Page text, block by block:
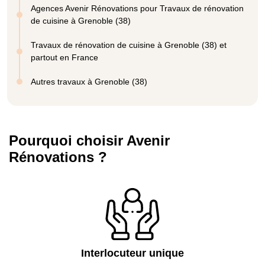
Agences Avenir Rénovations pour Travaux de rénovation
de cuisine à Grenoble (38)
Travaux de rénovation de cuisine à Grenoble (38) et
partout en France
Autres travaux à Grenoble (38)
Pourquoi choisir Avenir
Rénovations ?
Interlocuteur unique